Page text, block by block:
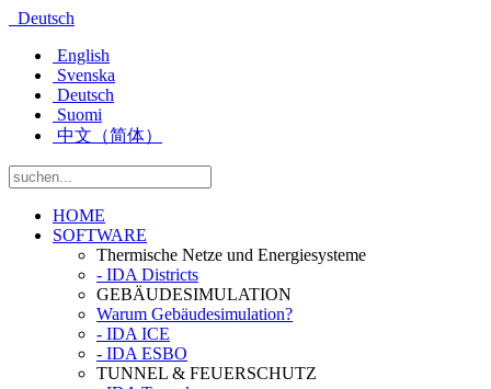
Deutsch
English
Svenska
Deutsch
Suomi
中文（简体）
HOME
SOFTWARE
Thermische Netze und Energiesysteme
- IDA Districts
GEBÄUDESIMULATION
Warum Gebäudesimulation?
- IDA ICE
- IDA ESBO
TUNNEL & FEUERSCHUTZ